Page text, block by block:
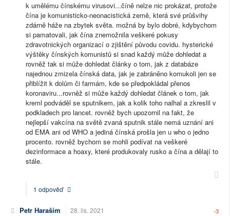
k umělému čínskému virusovi...číně nelze nic prokázat, protože
čína je komunisticko-neonacistická země, která své průšvihy
zdárně háže na zbytek světa. možná by bylo dobré, kdybychom
si pamatovali, jak čína znemožnila veškeré pokusy
zdravotnických organizací o zjištění původu covidu. hysterické
výštěky čínských komunistů si snad každý může dohledat a
rovněž tak si může dohledat články o tom, jak z databáze
najednou zmizela čínská data, jak je zabráněno komukoli jen se
přiblížit k dolům či farmám, kde se předpokládal přenos
koronaviru...rovněž si může každý dohledat článek o tom, jak
kreml podváděl se sputnikem, jak a kolik toho nalhal a zkreslil v
podkladech pro lancet. rovněž bych upozornil na fakt, že
nejlepší vakcína na světě zvaná sputnik stále nemá uznání ani
od EMA ani od WHO a jediná čínská prošla jen u who o jedno
procento. rovněž bychom se mohli podívat na veškeré
dezinformace a hoaxy, které produkovaly rusko a čína a dělají to
stále.
1 odpověď
Petr Haraším 28. lis. 2021 -3